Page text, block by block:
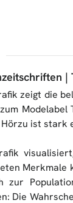
|
zeigt die
Modelabel
Hörzu ist
Merkmale
zur
Die